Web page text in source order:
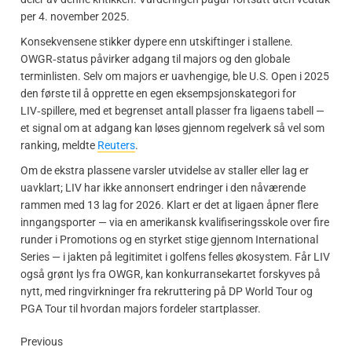
per 4. november 2025.
Konsekvensene stikker dypere enn utskiftinger i stallene.
OWGR‑status påvirker adgang til majors og den globale
terminlisten. Selv om majors er uavhengige, ble U.S. Open i 2025
den første til å opprette en egen eksempsjonskategori for
LIV‑spillere, med et begrenset antall plasser fra ligaens tabell —
et signal om at adgang kan løses gjennom regelverk så vel som
ranking, meldte Reuters.
Om de ekstra plassene varsler utvidelse av staller eller lag er
uavklart; LIV har ikke annonsert endringer i den nåværende
rammen med 13 lag for 2026. Klart er det at ligaen åpner flere
inngangsporter — via en amerikansk kvalifiseringsskole over fire
runder i Promotions og en styrket stige gjennom International
Series — i jakten på legitimitet i golfens felles økosystem. Får LIV
også grønt lys fra OWGR, kan konkurransekartet forskyves på
nytt, med ringvirkninger fra rekruttering på DP World Tour og
PGA Tour til hvordan majors fordeler startplasser.
Previous